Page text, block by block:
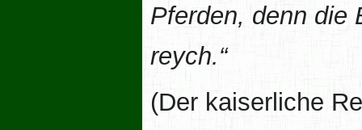
Pferden, denn die
reych.“
(Der kaiserliche